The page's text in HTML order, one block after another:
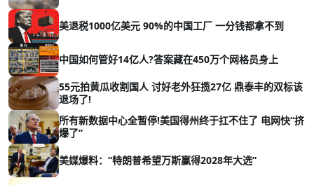
美退税1000亿美元 90%的中国工厂 一分钱都拿不到
中国如何管好14亿人?答案藏在450万个网格员身上
55元拍黄瓜收割国人 讨好老外狂揽27亿 鼎泰丰的双标该
退场了!
所有新数据中心全暂停!美国得州终于扛不住了 电网快“挤
爆了”
美媒爆料：“特朗普希望万斯赢得2028年大选”